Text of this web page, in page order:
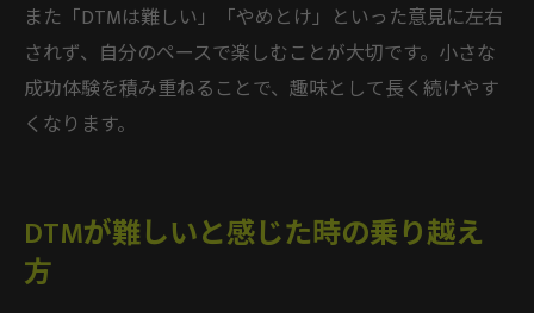
また「DTMは難しい」「やめとけ」といった意見に左右
されず、自分のペースで楽しむことが大切です。小さな
成功体験を積み重ねることで、趣味として長く続けやす
くなります。
DTMが難しいと感じた時の乗り越え
方